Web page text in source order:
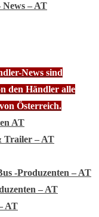
– AT
News sind
den Händler alle
Österreich.
AT
Trailer – AT
-Produzenten – AT
– AT
AT